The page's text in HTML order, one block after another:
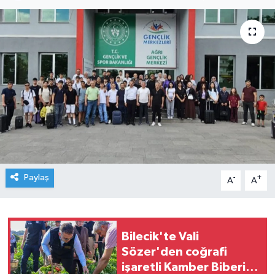
Paylaş A- A+
Bilecik'te Vali
Sözer'den coğrafi
işaretli Kamber Biberi